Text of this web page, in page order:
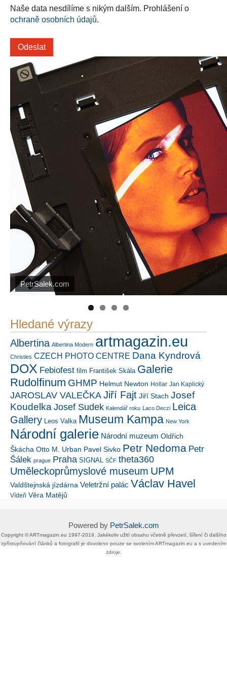
Naše data nesdílíme s nikým dalším. Prohlášení o
ochraně osobních údajů.
PetrSalek.com
Náš mediální partner FotoVideo.cz
https://kuula.co/profile/PetrSalek/collections
Hledané výrazy
Albertina Albertina Modern artmagazin.eu
Christies CZECH PHOTO CENTRE Dana Kyndrová
DOX Febiofest film František Skála Galerie
Rudolfinum GHMP Helmut Newton Hollar Jan Kaplický
JAROSLAV VALEČKA Jiří Fajt Jiří Stach Josef
Koudelka Josef Sudek Kalendář roku Laco Deczi Leica
Gallery Leos Valka Museum Kampa New York
Národní galerie Národní muzeum Oldřich
Škácha Otto M. Urban Pavel Sivko Petr Nedoma Petr
Šálek prague Praha SIGNAL SČF theta360
Uměleckoprůmyslové museum UPM
Valdštejnská jízdárna Veletržní palác Václav Havel
Vídeň Věra Matějů
Powered by PetrSalek.com
Copyright ©​ ​​ARTmagazin.eu ​1997-2019​.​ Jakékoliv užití obsahu včetně převzetí, šíření či dalšího
zpřístupňování článků a fotografií je dovoleno pouze se svolením ​ARTmagazin.eu​ ​a s uvedením
zdroje.